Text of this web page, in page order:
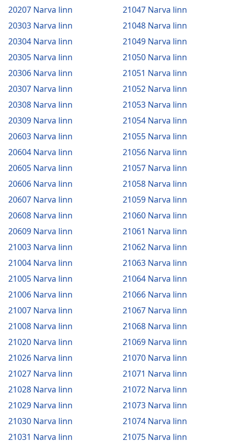
20207 Narva linn
20303 Narva linn
20304 Narva linn
20305 Narva linn
20306 Narva linn
20307 Narva linn
20308 Narva linn
20309 Narva linn
20603 Narva linn
20604 Narva linn
20605 Narva linn
20606 Narva linn
20607 Narva linn
20608 Narva linn
20609 Narva linn
21003 Narva linn
21004 Narva linn
21005 Narva linn
21006 Narva linn
21007 Narva linn
21008 Narva linn
21020 Narva linn
21026 Narva linn
21027 Narva linn
21028 Narva linn
21029 Narva linn
21030 Narva linn
21031 Narva linn
21047 Narva linn
21048 Narva linn
21049 Narva linn
21050 Narva linn
21051 Narva linn
21052 Narva linn
21053 Narva linn
21054 Narva linn
21055 Narva linn
21056 Narva linn
21057 Narva linn
21058 Narva linn
21059 Narva linn
21060 Narva linn
21061 Narva linn
21062 Narva linn
21063 Narva linn
21064 Narva linn
21066 Narva linn
21067 Narva linn
21068 Narva linn
21069 Narva linn
21070 Narva linn
21071 Narva linn
21072 Narva linn
21073 Narva linn
21074 Narva linn
21075 Narva linn